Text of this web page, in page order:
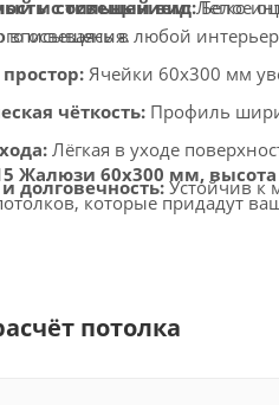
с освещением:Легко
освещения.
и стильный вид:Белое
вписываясь в любой
Ячейки 60x300 мм
чёткость: Профиль
Лёгкая в уходе
долговечность: Устойчив к
пространств.
15 Жалюзи 60x300 мм,
которые придадут
потолка